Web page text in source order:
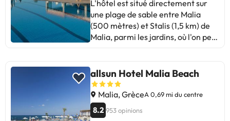
L'hôtel est situé directement sur
une plage de sable entre Malia
(500 mètres) et Stalis (1,5 km) de
Malia, parmi les jardins, où l'on peut
à proximité. L'hôtel dispose d'une
réception ouverte 24h / 24,
location de voitures, échange,
service de courrier, service de
réveil, médecin sur rendez-vous,
allsun Hotel Malia Beach
Malia, GrèceA 0,69 mi du centre
8.2 953 opinions